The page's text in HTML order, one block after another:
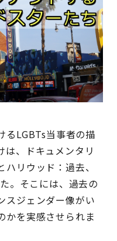
るLGBTs当事者の描
は、ドキュメンタリ
リウッド：過去、
。そこには、過去の
スジェンダー像がい
かを実感させられま